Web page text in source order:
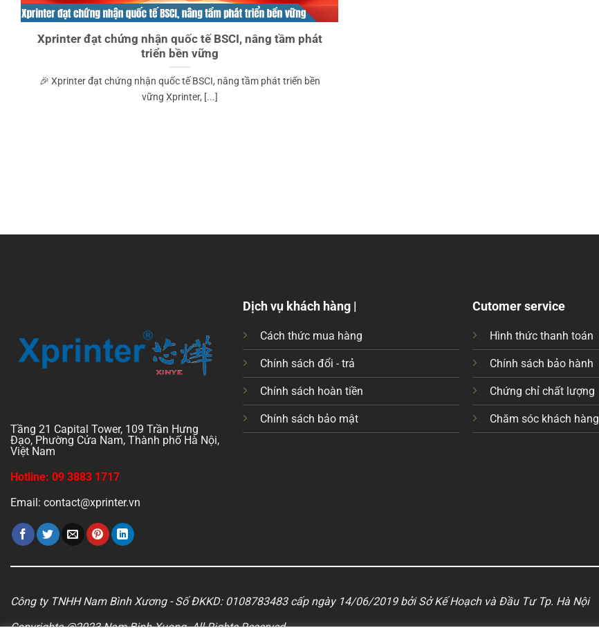
Xprinter đạt chứng nhận quốc tế BSCI, nâng tầm phát
triển bền vững
🎉 Xprinter đạt chứng nhận quốc tế BSCI, nâng tầm phát triển bền
vững Xprinter, [...]
Tầng 21 Capital Tower, 109 Trần Hưng
Đạo, Phường Cửa Nam, Thành phố Hà Nội,
Việt Nam
Hotline: 09 3883 1717
Email: contact@xprinter.vn
Dịch vụ khách hàng |
Cách thức mua hàng
Chính sách đổi - trả
Chính sách hoàn tiền
Chính sách bảo mật
Cutomer service
Hình thức thanh toán
Chính sách bảo hành
Chứng chỉ chất lượng
Chăm sóc khách hàng
Công ty TNHH Nam Bình Xương - Số ĐKKD: 0108783483 cấp ngày 14/06/2019 bởi Sở Kế Hoạch và Đầu Tư Tp. Hà Nội